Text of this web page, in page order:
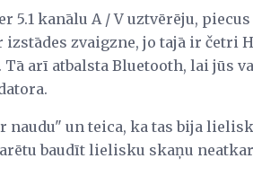
5.1 kanālu A / V uztvērēju,
zvaigzne, jo tajā ir četri
Tā arī atbalsta Bluetooth, lai jūs
un teica, ka tas bija
baudīt lielisku skaņu